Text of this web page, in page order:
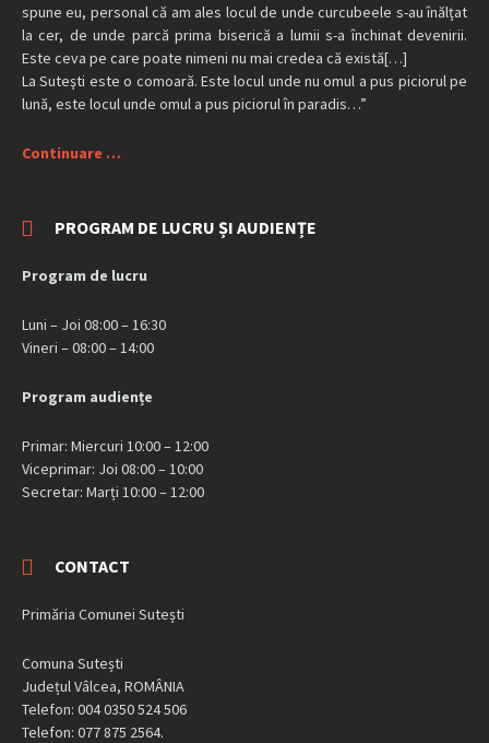
spune eu, personal că am ales locul de unde curcubeele s-au înălţat
la cer, de unde parcă prima biserică a lumii s-a închinat devenirii.
Este ceva pe care poate nimeni nu mai credea că există[…]
La Suteşti este o comoară. Este locul unde nu omul a pus piciorul pe
lună, este locul unde omul a pus piciorul în paradis…”
Continuare …
PROGRAM DE LUCRU ȘI AUDIENȚE
Program de lucru
Luni – Joi 08:00 – 16:30
Vineri – 08:00 – 14:00
Program audiențe
Primar: Miercuri 10:00 – 12:00
Viceprimar: Joi 08:00 – 10:00
Secretar: Marți 10:00 – 12:00
CONTACT
Primăria Comunei Sutești
Comuna Sutești
Județul Vâlcea, ROMÂNIA
Telefon: 004 0350 524 506
Telefon: 077 875 2564.